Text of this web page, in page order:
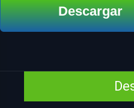
Descargar